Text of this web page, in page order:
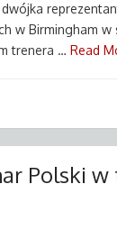
w Birmingham w
trenera … Read
Polski w